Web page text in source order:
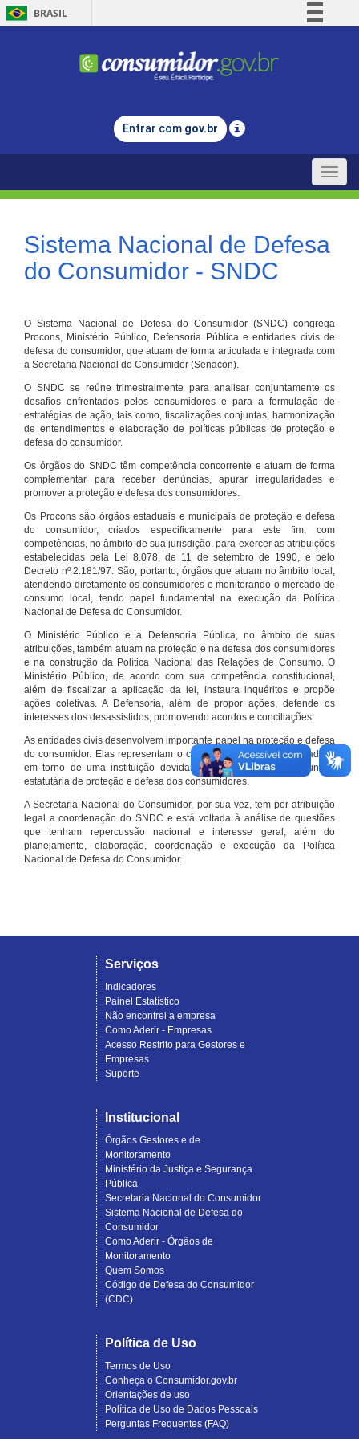
BRASIL
Comunica BR
Legislação
Entrar com gov.br
Toggle
Sistema Nacional de Defesa
do Consumidor - SNDC
O Sistema Nacional de Defesa do Consumidor (SNDC) congrega
Procons, Ministério Público, Defensoria Pública e entidades civis de
defesa do consumidor, que atuam de forma articulada e integrada com
a Secretaria Nacional do Consumidor (Senacon).
O SNDC se reúne trimestralmente para analisar conjuntamente os
desafios enfrentados pelos consumidores e para a formulação de
estratégias de ação, tais como, fiscalizações conjuntas, harmonização
de entendimentos e elaboração de políticas públicas de proteção e
defesa do consumidor.
Os órgãos do SNDC têm competência concorrente e atuam de forma
complementar para receber denúncias, apurar irregularidades e
promover a proteção e defesa dos consumidores.
Os Procons são órgãos estaduais e municipais de proteção e defesa
do consumidor, criados especificamente para este fim, com
competências, no âmbito de sua jurisdição, para exercer as atribuições
estabelecidas pela Lei 8.078, de 11 de setembro de 1990, e pelo
Decreto nº 2.181/97. São, portanto, órgãos que atuam no âmbito local,
atendendo diretamente os consumidores e monitorando o mercado de
consumo local, tendo papel fundamental na execução da Política
Nacional de Defesa do Consumidor.
O Ministério Público e a Defensoria Pública, no âmbito de suas
atribuições, também atuam na proteção e na defesa dos consumidores
e na construção da Política Nacional das Relações de Consumo. O
Ministério Público, de acordo com sua competência constitucional,
além de fiscalizar a aplicação da lei, instaura inquéritos e propõe
ações coletivas. A Defensoria, além de propor ações, defende os
interesses dos desassistidos, promovendo acordos e conciliações.
As entidades civis desenvolvem importante papel na proteção e defesa
do consumidor. Elas representam o conjunto organizado de cidadãos
em torno de uma instituição devidamente registrada e com função
estatutária de proteção e defesa dos consumidores.
A Secretaria Nacional do Consumidor, por sua vez, tem por atribuição
legal a coordenação do SNDC e está voltada à análise de questões
que tenham repercussão nacional e interesse geral, além do
planejamento, elaboração, coordenação e execução da Política
Nacional de Defesa do Consumidor.
Serviços
Indicadores
Painel Estatístico
Não encontrei a empresa
Como Aderir - Empresas
Acesso Restrito para Gestores e
Empresas
Suporte
Institucional
Órgãos Gestores e de
Monitoramento
Ministério da Justiça e Segurança
Pública
Secretaria Nacional do Consumidor
Sistema Nacional de Defesa do
Consumidor
Como Aderir - Órgãos de
Monitoramento
Quem Somos
Código de Defesa do Consumidor
(CDC)
Política de Uso
Termos de Uso
Conheça o Consumidor.gov.br
Orientações de uso
Política de Uso de Dados Pessoais
Perguntas Frequentes (FAQ)